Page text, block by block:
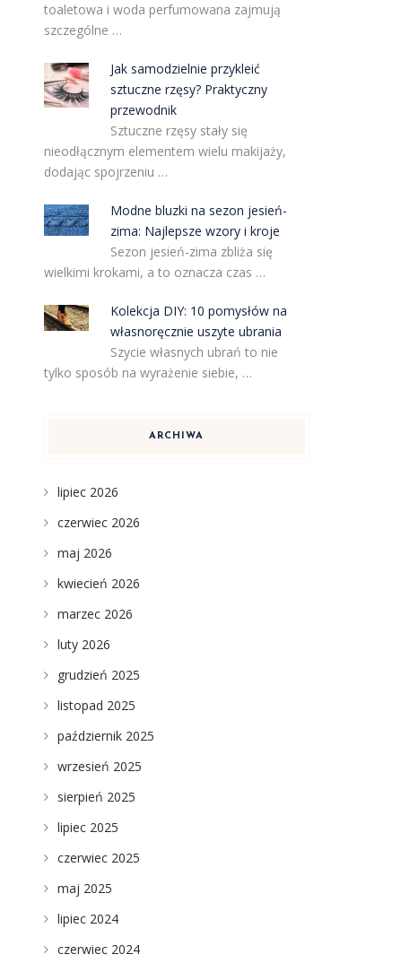
toaletowa i woda perfumowana zajmują
szczególne …
Jak samodzielnie przykleić
sztuczne rzęsy? Praktyczny
przewodnik
Sztuczne rzęsy stały się
nieodłącznym elementem wielu makijaży,
dodając spojrzeniu …
Modne bluzki na sezon jesień-
zima: Najlepsze wzory i kroje
Sezon jesień-zima zbliża się
wielkimi krokami, a to oznacza czas …
Kolekcja DIY: 10 pomysłów na
własnoręcznie uszyte ubrania
Szycie własnych ubrań to nie
tylko sposób na wyrażenie siebie, …
ARCHIWA
lipiec 2026
czerwiec 2026
maj 2026
kwiecień 2026
marzec 2026
luty 2026
grudzień 2025
listopad 2025
październik 2025
wrzesień 2025
sierpień 2025
lipiec 2025
czerwiec 2025
maj 2025
lipiec 2024
czerwiec 2024